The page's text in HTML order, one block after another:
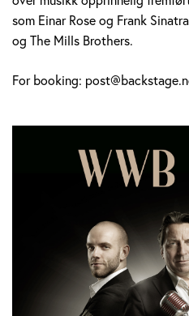
som Einar Rose og Frank
og The Mills Brothers.
For booking: